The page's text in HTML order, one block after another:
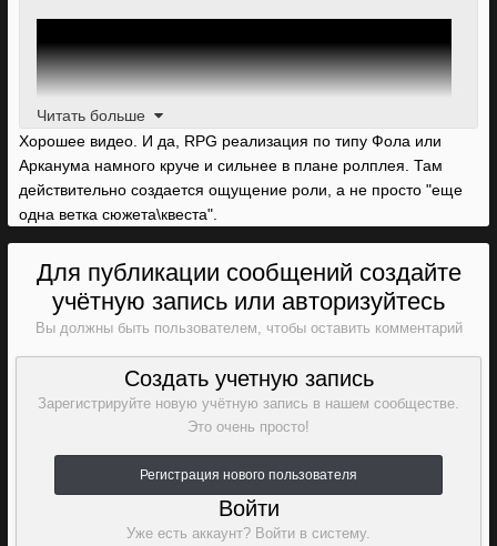
Читать больше
Хорошее видео. И да, RPG реализация по типу Фола или
Арканума намного круче и сильнее в плане ролплея. Там
действительно создается ощущение роли, а не просто "еще
одна ветка сюжета\квеста".
Для публикации сообщений создайте
учётную запись или авторизуйтесь
Вы должны быть пользователем, чтобы оставить комментарий
Создать учетную запись
Зарегистрируйте новую учётную запись в нашем сообществе.
Это очень просто!
Регистрация нового пользователя
Войти
Уже есть аккаунт? Войти в систему.